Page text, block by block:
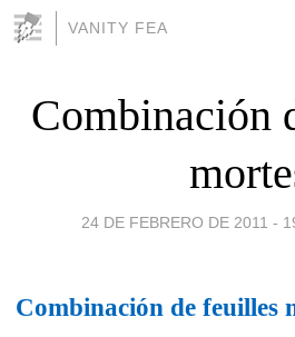
VANITY FEA
Combinación
24 DE FEBRERO DE 2011 -
Combinación de feuilles